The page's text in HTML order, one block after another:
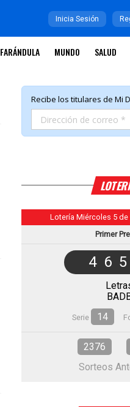
Inicia Sesión
FARÁNDULA MUNDO SALUD
Lotería Miércoles 5
Primer
Serie 14
2376
Sorteos